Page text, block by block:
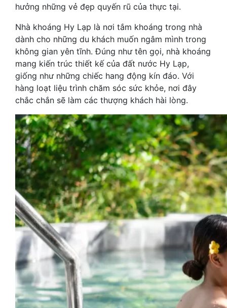
hưởng những vẻ đẹp quyến rũ của thực tại.
Nhà khoáng Hy Lạp là nơi tắm khoáng trong nhà
dành cho những du khách muốn ngâm mình trong
không gian yên tĩnh. Đúng như tên gọi, nhà khoáng
mang kiến trúc thiết kế của đất nước Hy Lạp,
giống như những chiếc hang động kín đáo. Với
hàng loạt liệu trình chăm sóc sức khỏe, nơi đây
chắc chắn sẽ làm các thượng khách hài lòng.